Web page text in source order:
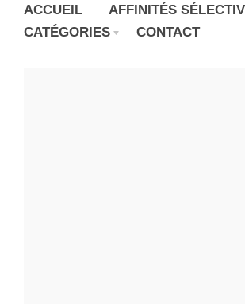
ACCUEIL AFFINITÉS
CATÉGORIES
CONTACT